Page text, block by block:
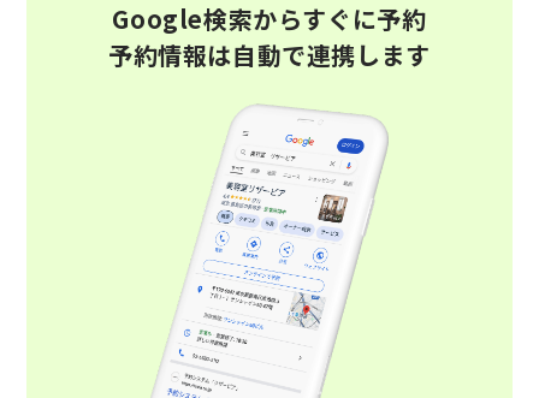
Google検索からすぐに予約
予約情報は自動で連携します